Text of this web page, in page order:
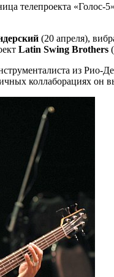
телепроекта «Голос-
(20 апреля),
Latin Swing Brothers
из
коллаборациях он